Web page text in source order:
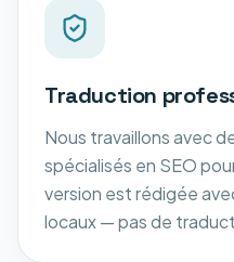
Traduction
Nous travaillons avec
spécialisés en SEO
version est rédigée
locaux — pas de